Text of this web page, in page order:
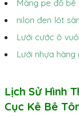
Màng pe đổ bê
nilon đen lót
Lưới cước ô
Lưới nhựa hàng
Lịch Sử Hình
Cục Kê Bê